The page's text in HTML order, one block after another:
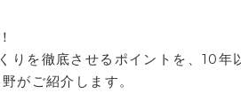
りを徹底させるポイントを、10年
がご紹介します。